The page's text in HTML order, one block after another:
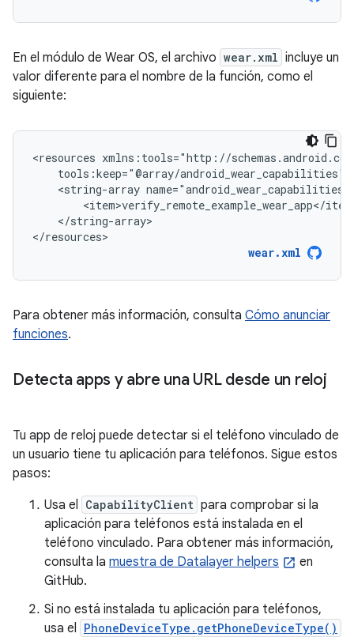
En el módulo de Wear OS, el archivo wear.xml incluye un
valor diferente para el nombre de la función, como el
siguiente:
<resources
<string-array
</string-array>
</resources>
wear.xml
Para obtener más información, consulta Cómo anunciar
funciones.
Detecta apps y abre una URL desde un reloj
Tu app de reloj puede detectar si el teléfono vinculado de
un usuario tiene tu aplicación para teléfonos. Sigue estos
pasos:
Usa el CapabilityClient para comprobar si la
aplicación para teléfonos está instalada en el
teléfono vinculado. Para obtener más información,
consulta la muestra de Datalayer helpers
en
GitHub.
Si no está instalada tu aplicación para teléfonos,
usa el PhoneDeviceType.getPhoneDeviceType()